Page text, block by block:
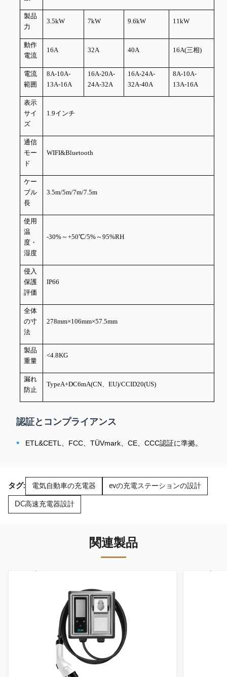
製品
力
3.5kW 7kW 9.6kW 11kW
動作
電流
16A 32A 40A 16A(三相)
電流
範囲
8A-10A-
13A-16A
16A-20A-
24A-32A
16A-24A-
32A-40A
8A-10A-
13A-16A
表示
サイ
ズ
1.9インチ
通信
モー
ド
WIFI&Bluetooth
ケー
ブル
長
3.5m/5m/7m/7.5m
使用
温
度・
湿度
-30%～+50℃/5%～95%RH
侵入
保護
評価
IP66
全体
の寸
法
278mm×106mm×57.5mm
製品
重量
<4.8KG
漏れ
防止
TypeA+DC6mA(CN、EU)/CCID20(US)
認証とコンプライアンス
• ETL&CETL、FCC、TÜVmark、CE、CCC認証に準拠。
タグ: 電気自動車の充電器 evの充電ステーションの設計
DC高速充電器設計
関連製品